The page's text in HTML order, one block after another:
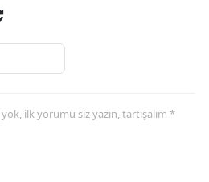
ilk yorumu siz yazın, tartışalım *